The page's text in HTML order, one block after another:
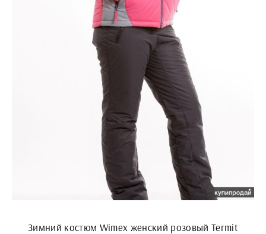
Зимний костюм Wimex женский розовый Termit